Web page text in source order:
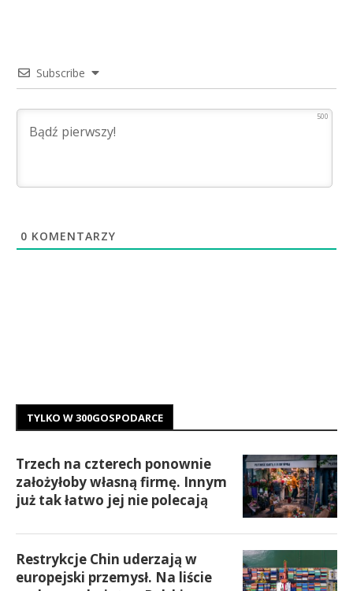
Subscribe
500
0 KOMENTARZY
TYLKO W 300GOSPODARCE
Trzech na czterech ponownie
założyłoby własną firmę. Innym
już tak łatwo jej nie polecają
Restrykcje Chin uderzają w
europejski przemysł. Na liście